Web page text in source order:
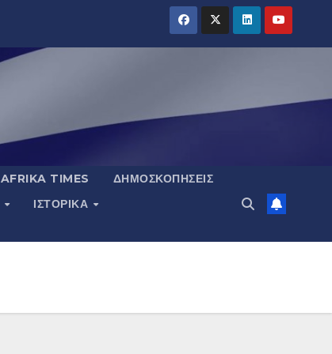
AFRIKA TIMES
ΔΗΜΟΣΚΟΠΉΣΕΙΣ
ΙΣΤΟΡΙΚΆ